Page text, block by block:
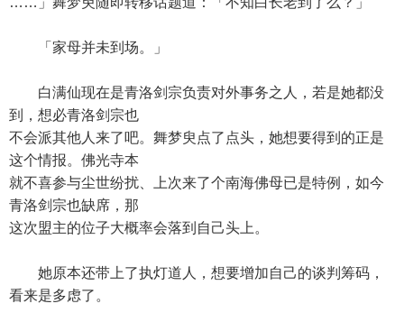
「家母并未到场。」
白满仙现在是青洛剑宗负责对外事务之人，若是她都没
到，想必青洛剑宗也
不会派其他人来了吧。舞梦臾点了点头，她想要得到的正是
这个情报。佛光寺本
就不喜参与尘世纷扰、上次来了个南海佛母已是特例，如今
青洛剑宗也缺席，那
这次盟主的位子大概率会落到自己头上。
她原本还带上了执灯道人，想要增加自己的谈判筹码，
看来是多虑了。